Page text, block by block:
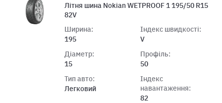
Літня шина Nokian WETPROOF 1 195/50 R15
82V
Ширина:
195
Діаметр:
15
Тип авто:
Легковий
Індекс швидкості:
V
Профіль:
50
Індекс
навантаження:
82